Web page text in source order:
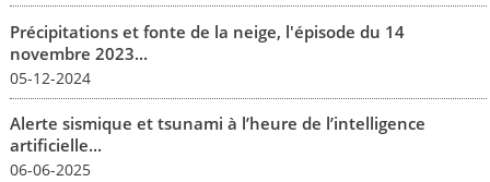
Précipitations et fonte de la neige, l'épisode du 14
novembre 2023...
05-12-2024
Alerte sismique et tsunami à l’heure de l’intelligence
artificielle...
06-06-2025